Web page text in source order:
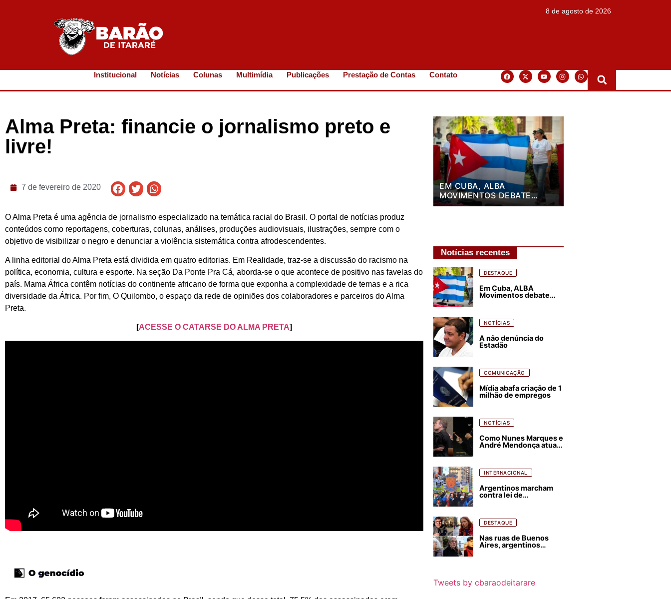
8 de agosto de 2026
Institucional Notícias Colunas Multimídia Publicações Prestação de Contas Contato
Alma Preta: financie o jornalismo preto e
livre!
7 de fevereiro de 2020
O Alma Preta é uma agência de jornalismo especializado na temática racial do Brasil. O portal de notícias produz
conteúdos como reportagens, coberturas, colunas, análises, produções audiovisuais, ilustrações, sempre com o
objetivo de visibilizar o negro e denunciar a violência sistemática contra afrodescendentes.
A linha editorial do Alma Preta está dividida em quatro editorias. Em Realidade, traz-se a discussão do racismo na
política, economia, cultura e esporte. Na seção Da Ponte Pra Cá, aborda-se o que acontece de positivo nas favelas do
país. Mama África contêm notícias do continente africano de forma que exponha a complexidade de temas e a rica
diversidade da África. Por fim, O Quilombo, o espaço da rede de opiniões dos colaboradores e parceiros do Alma
Preta.
[ACESSE O CATARSE DO ALMA PRETA]
EM CUBA, ALBA
MOVIMENTOS DEBATE
PLANO DE LUTA PARA OS
Notícias recentes
DESTAQUE
Em Cuba, ALBA
Movimentos debate
NOTÍCIAS
A não denúncia do
Estadão
COMUNICAÇÃO
Mídia abafa criação de 1
milhão de empregos
NOTÍCIAS
Como Nunes Marques e
André Mendonça atuam
INTERNACIONAL
Argentinos marcham
contra lei de
florestais
DESTAQUE
Nas ruas de Buenos
Aires, argentinos
Tweets by cbaraodeitarare